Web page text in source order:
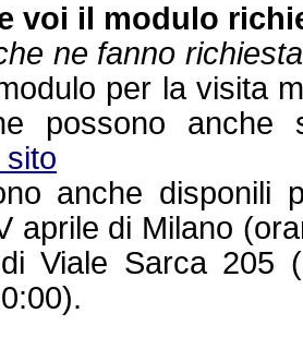
voi il modulo
ne fanno richiesta
per la visita
possono anche
sito
anche disponili
aprile di Milano
Viale Sarca 205